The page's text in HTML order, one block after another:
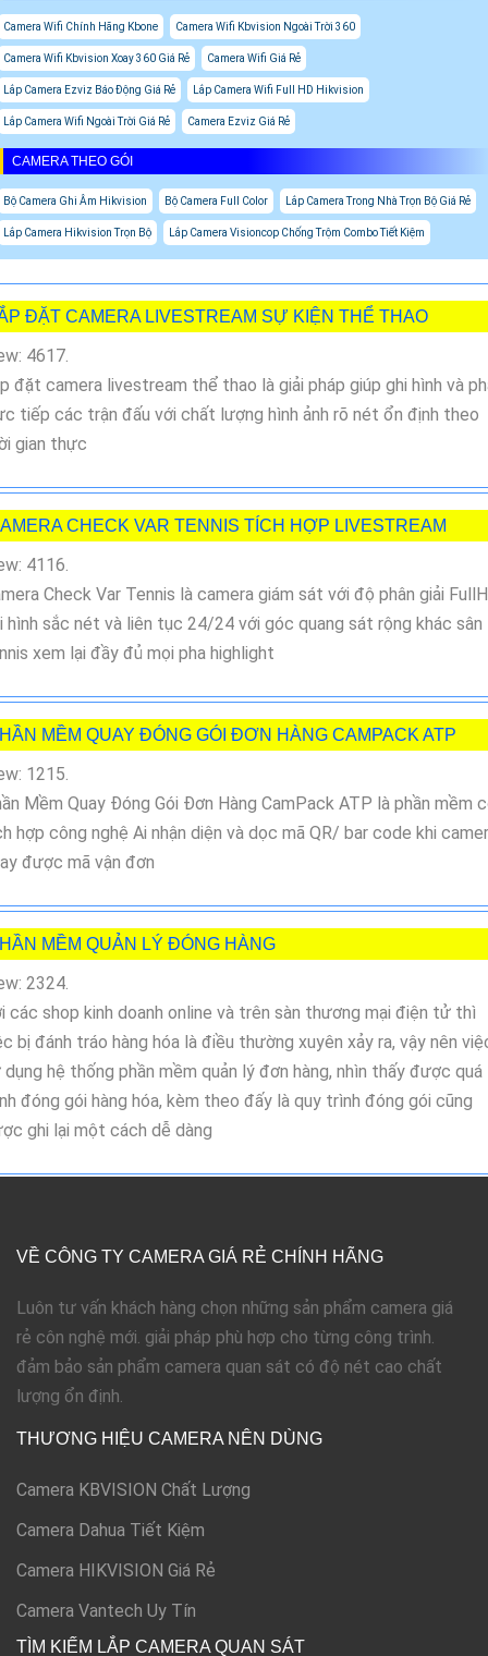
Camera Wifi Chính Hãng Kbone Camera Wifi Kbvision Ngoài Trời 360
Camera Wifi Kbvision Xoay 360 Giá Rẻ Camera Wifi Giá Rẻ
Lắp Camera Ezviz Báo Động Giá Rẻ Lắp Camera Wifi Full HD Hikvision
Lắp Camera Wifi Ngoài Trời Giá Rẻ Camera Ezviz Giá Rẻ
CAMERA THEO GÓI
Bộ Camera Ghi Âm Hikvision Bộ Camera Full Color Lắp Camera Trong Nhà Trọn Bộ Giá Rẻ
Lắp Camera Hikvision Trọn Bộ Lắp Camera Visioncop Chống Trộm Combo Tiết Kiệm
ĐẶT CAMERA LIVESTREAM SỰ KIỆN THỂ THAO
4617.
đặt camera livestream thể thao là giải pháp giúp ghi hình và
tiếp các trận đấu với chất lượng hình ảnh rõ nét ổn định theo
gian thực
CHECK VAR TENNIS TÍCH HỢP LIVESTREAM
4116.
Check Var Tennis là camera giám sát với độ phân giải
hình sắc nét và liên tục 24/24 với góc quang sát rộng khác sân
xem lại đầy đủ mọi pha highlight
MỀM QUAY ĐÓNG GÓI ĐƠN HÀNG CAMPACK ATP
1215.
Mềm Quay Đóng Gói Đơn Hàng CamPack ATP là phần mềm
hợp công nghệ Ai nhận diện và dọc mã QR/ bar code khi
được mã vận đơn
MỀM QUẢN LÝ ĐÓNG HÀNG
2324.
các shop kinh doanh online và trên sàn thương mại điện tử thì
bị đánh tráo hàng hóa là điều thường xuyên xảy ra, vậy nên
dụng hệ thống phần mềm quản lý đơn hàng, nhìn thấy được quá
đóng gói hàng hóa, kèm theo đấy là quy trình đóng gói cũng
ghi lại một cách dễ dàng
VỀ CÔNG TY CAMERA GIÁ RẺ CHÍNH HÃNG
Luôn tư vấn khách hàng chọn những sản phẩm camera giá
rẻ côn nghệ mới. giải pháp phù hợp cho từng công trình.
đảm bảo sản phẩm camera quan sát có độ nét cao chất
lượng ổn định.
THƯƠNG HIỆU CAMERA NÊN DÙNG
Camera KBVISION Chất Lượng
Camera Dahua Tiết Kiệm
Camera HIKVISION Giá Rẻ
Camera Vantech Uy Tín
TÌM KIẾM LẮP CAMERA QUAN SÁT